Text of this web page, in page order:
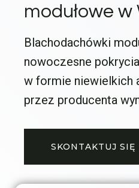
modułowe
Blachodachówki
nowoczesne
w formie niewielkich
przez producenta
SKONTAKTUJ SIĘ